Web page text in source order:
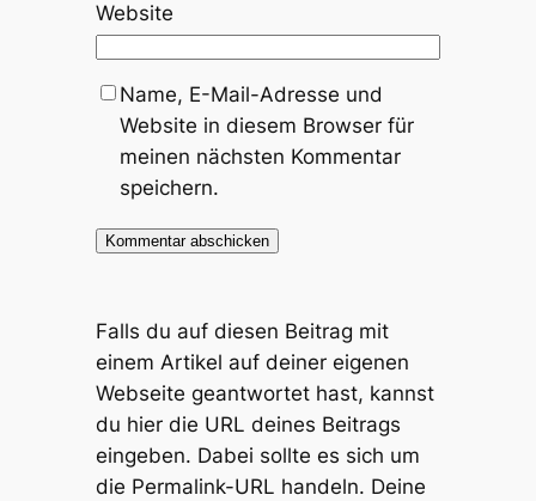
Website
Name, E-Mail-Adresse und
Website in diesem Browser für
meinen nächsten Kommentar
speichern.
Falls du auf diesen Beitrag mit
einem Artikel auf deiner eigenen
Webseite geantwortet hast, kannst
du hier die URL deines Beitrags
eingeben. Dabei sollte es sich um
die Permalink-URL handeln. Deine